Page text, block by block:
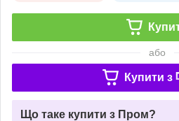
або
Купити з
Що таке купити з Пром?